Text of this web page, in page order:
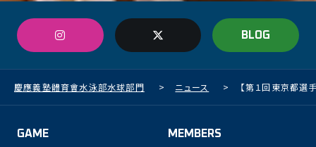
BLOG
慶應義塾體育會水泳部水球部門 > ニュース > 【第１回東京都選
GAME MEMBERS